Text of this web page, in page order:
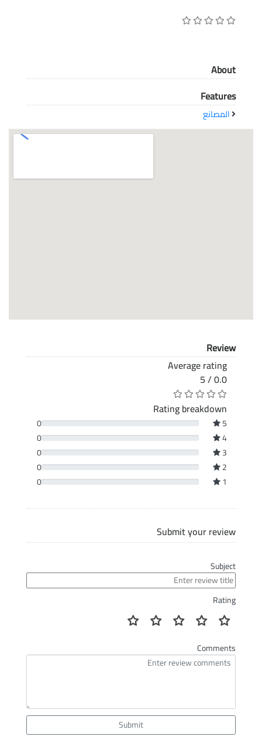
معاً نحو خلق مجتمع مبدع في عالم الأزياء
About
Features
المصانع
Review
Average rating
0.0 / 5
Rating breakdown
5
0
4
0
3
0
2
0
1
0
Submit your review
Subject
Rating
Comments
Submit